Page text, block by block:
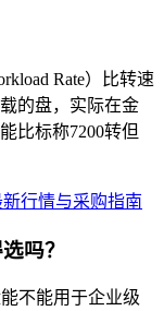
Rate）比转速
的盘，实际在金
比标称7200转但
吗？
不能用于企业级